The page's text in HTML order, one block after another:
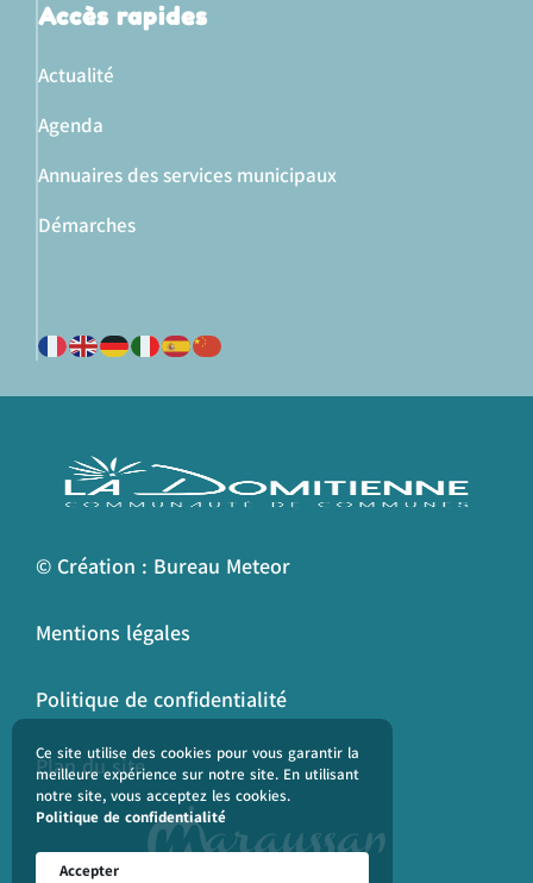
Accès rapides
Actualité
Agenda
Annuaires des services municipaux
Démarches
Ce site utilise des cookies pour vous garantir la
meilleure expérience sur notre site. En utilisant
notre site, vous acceptez les cookies.
Politique de confidentialité
Accepter
© Création : Bureau Meteor
Mentions légales
Politique de confidentialité
Plan du site